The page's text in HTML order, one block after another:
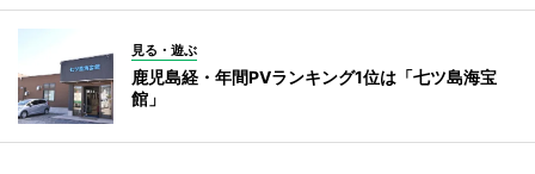
見る・遊ぶ
鹿児島経・年間PVランキング1位は「七ツ島海宝
館」